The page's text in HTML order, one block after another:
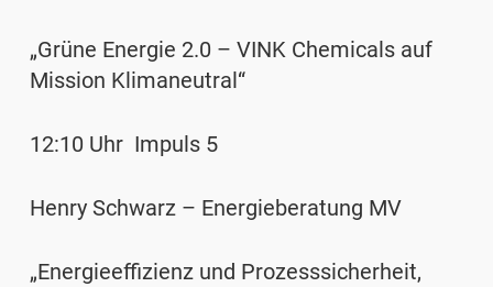
„Grüne Energie 2.0 – VINK Chemicals auf
Mission Klimaneutral“
12:10 Uhr Impuls 5
Henry Schwarz – Energieberatung MV
„Energieeffizienz und Prozesssicherheit,